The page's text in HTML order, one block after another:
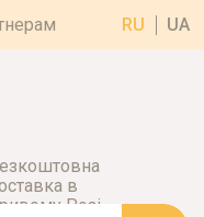
RU UA
в
Розі